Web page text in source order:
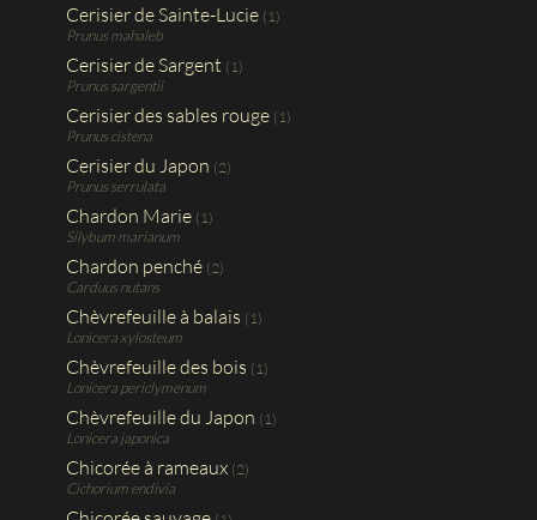
Cerisier de Sainte-Lucie (1)
Prunus mahaleb
Cerisier de Sargent (1)
Prunus sargentii
Cerisier des sables rouge (1)
Prunus cistena
Cerisier du Japon (2)
Prunus serrulata
Chardon Marie (1)
Silybum marianum
Chardon penché (2)
Carduus nutans
Chèvrefeuille à balais (1)
Lonicera xylosteum
Chèvrefeuille des bois (1)
Lonicera periclymenum
Chèvrefeuille du Japon (1)
Lonicera japonica
Chicorée à rameaux (2)
Cichorium endivia